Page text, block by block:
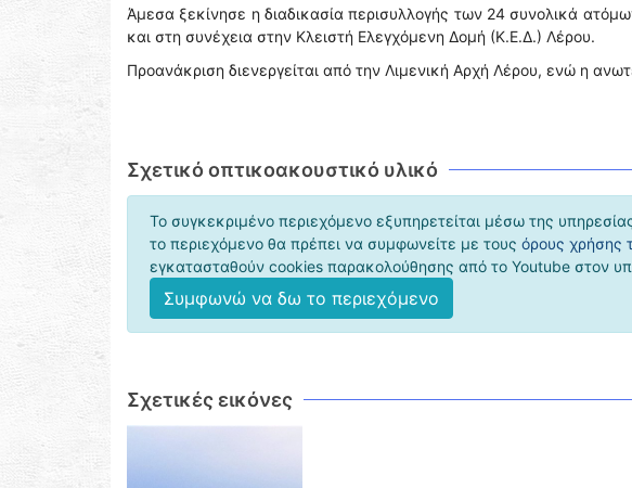
Άμεσα ξεκίνησε η διαδικασία περισυλλογής των 24 συνολικά
και στη συνέχεια στην Κλειστή Ελεγχόμενη Δομή (Κ.Ε.Δ.) Λέρου.
Προανάκριση διενεργείται από την Λιμενική Αρχή Λέρου, ενώ η
Σχετικό οπτικοακουστικό υλικό
Το συγκεκριμένο περιεχόμενο εξυπηρετείται μέσω της
το περιεχόμενο θα πρέπει να συμφωνείτε με τους όρους χρήσης
εγκατασταθούν cookies παρακολούθησης από το Youtube στον
Συμφωνώ να δω το περιεχόμενο
Σχετικές εικόνες